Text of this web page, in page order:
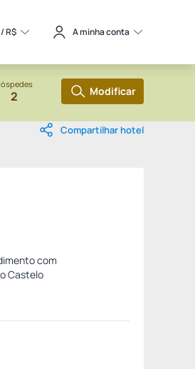
/ R$ A minha conta
2 Modificar
Compartilhar hotel
com
Castelo